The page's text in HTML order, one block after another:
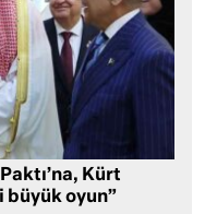
Kürt
büyük oyun”